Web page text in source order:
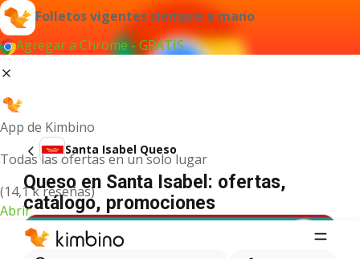
Folletos vigentes siempre a mano
Agregar a Chrome - GRATIS
App de Kimbino
Todas las ofertas en un solo lugar
(14,1 k reseñas)
Abrir
Santa Isabel Queso
Queso en Santa Isabel: ofertas,
catálogo, promociones